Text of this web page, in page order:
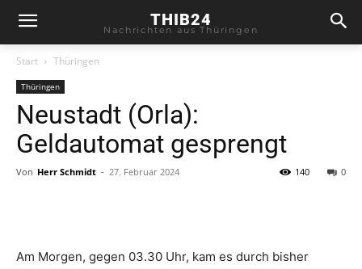
THIB24
Nachrichten aus Thüringen
Start Thüringen
Thüringen
Neustadt (Orla):
Geldautomat gesprengt
Von Herr Schmidt - 27. Februar 2024 0
140
Am Morgen, gegen 03.30 Uhr, kam es durch bisher